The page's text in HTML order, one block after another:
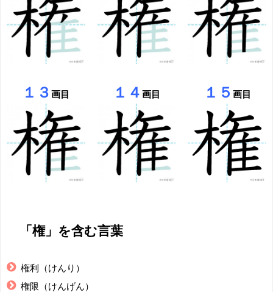
１３画目 １４ 画目 １５ 画目
「権」を含む言葉
権利（けんり）
権限（けんげん）